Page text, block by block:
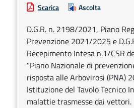
Scarica Ascolta
D.G.R. n. 2198/2021, Piano
Prevenzione 2021/2025 e
Recepimento Intesa n.1/CSR
“Piano Nazionale di
risposta alle Arbovirosi (PNA)
Istituzione del Tavolo Tecnico
malattie trasmesse dai vettori.